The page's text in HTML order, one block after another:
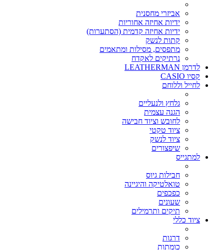
אביזרי מחסנית
ידיות אחיזה אחוריות
ידיות אחיזה קדמית (הסתערות)
קתות לנשק
מתפסים, מסילות ומתאמים
נרתיקים לאקדח
לדרמן LEATHERMAN
קסיו CASIO
לחייל וללוחם
גלחץ ולנעליים
הגנה עצמית
לחובש וציוד חבישה
ציוד טקטי
ציוד לנשק
שיפצורים
למתגייס
חבילות גיוס
טואלטיקה והיגיינה
כפכפים
שעונים
תיקים ותרמילים
ציוד כללי
דרגות
כומתות